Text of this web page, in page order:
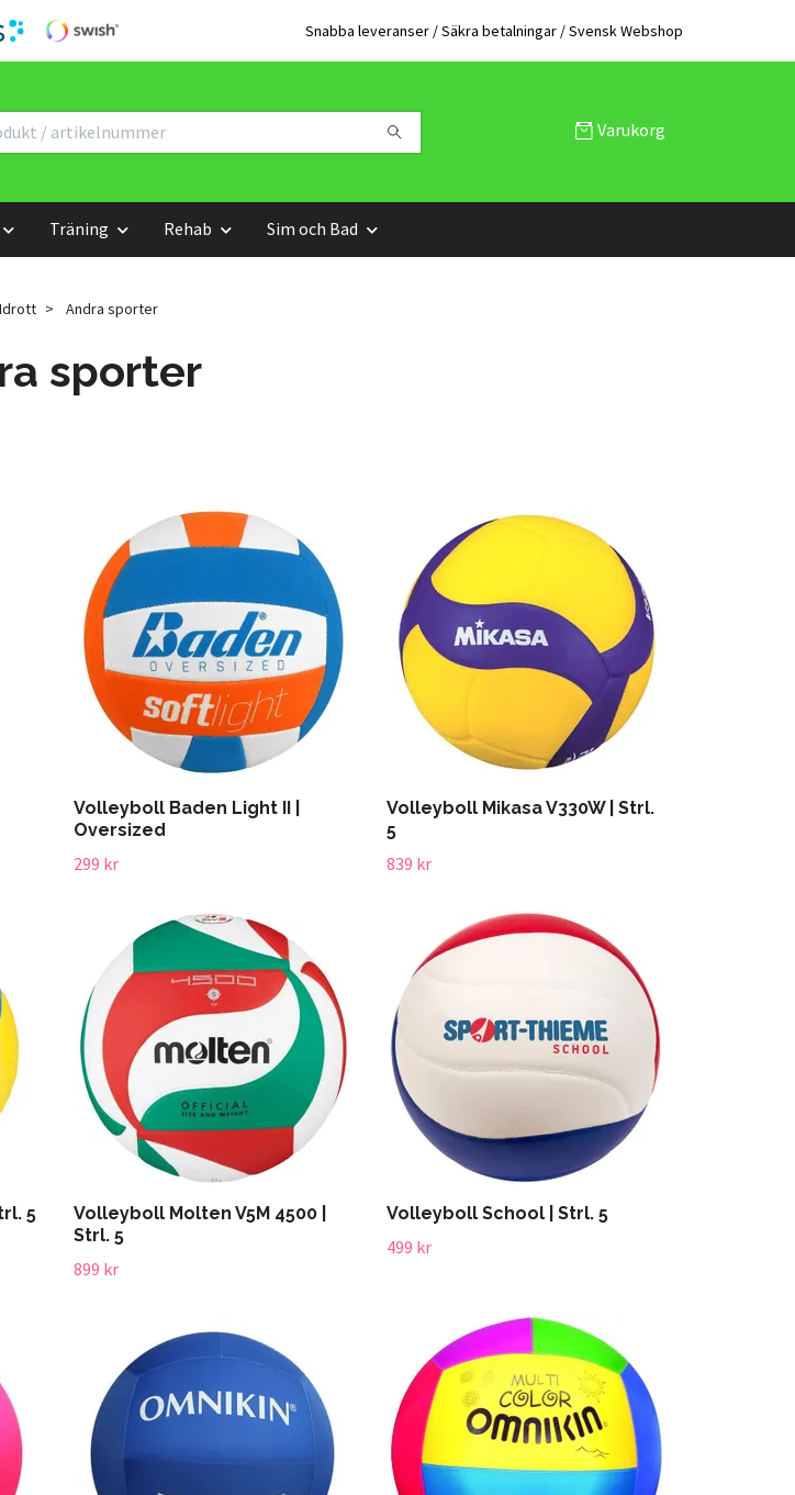
Snabba leveranser / Säkra betalningar / Svensk Webshop
Varukorg
Träning Rehab Sim och Bad
Idrott Andra sporter
sporter
Volleyboll Baden Light II |
Oversized
299 kr
Volleyboll Mikasa V330W | Strl.
5
839 kr
5
Volleyboll Molten V5M 4500 |
Strl. 5
899 kr
Volleyboll School | Strl. 5
499 kr